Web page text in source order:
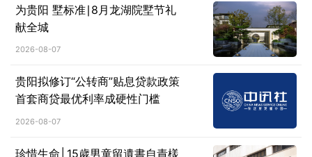
为贵阳 墅标准∣8月龙湖院墅节礼
献全城
2026-08-07
贵阳拟修订“公转商”贴息贷款政策
首套商贷最优利率成硬性门槛
2026-08-07
珍惜生命│15歲男童留遺書自責樣